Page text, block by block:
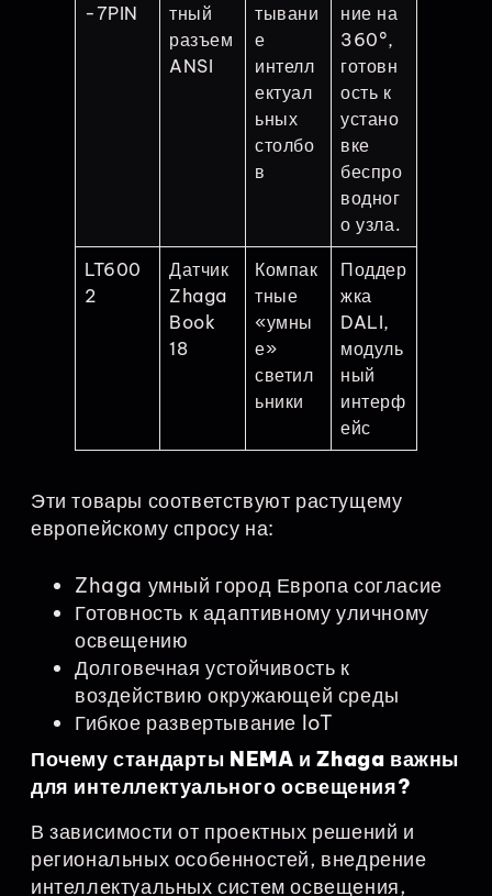
-7PIN
тный
разъем
ANSI
тывани
е
интелл
ектуал
ьных
столбо
в
ние на
360°,
готовн
ость к
устано
вке
беспро
водног
о узла.
LT600
2
Датчик
Zhaga
Book
18
Компак
тные
«умны
е»
светил
ьники
Поддер
жка
DALI,
модуль
ный
интерф
ейс
Эти товары соответствуют растущему
европейскому спросу на:
Zhaga умный город Европа согласие
Готовность к адаптивному уличному
освещению
Долговечная устойчивость к
воздействию окружающей среды
Гибкое развертывание IoT
Почему стандарты NEMA и Zhaga важны
для интеллектуального освещения?
В зависимости от проектных решений и
региональных особенностей, внедрение
интеллектуальных систем освещения,